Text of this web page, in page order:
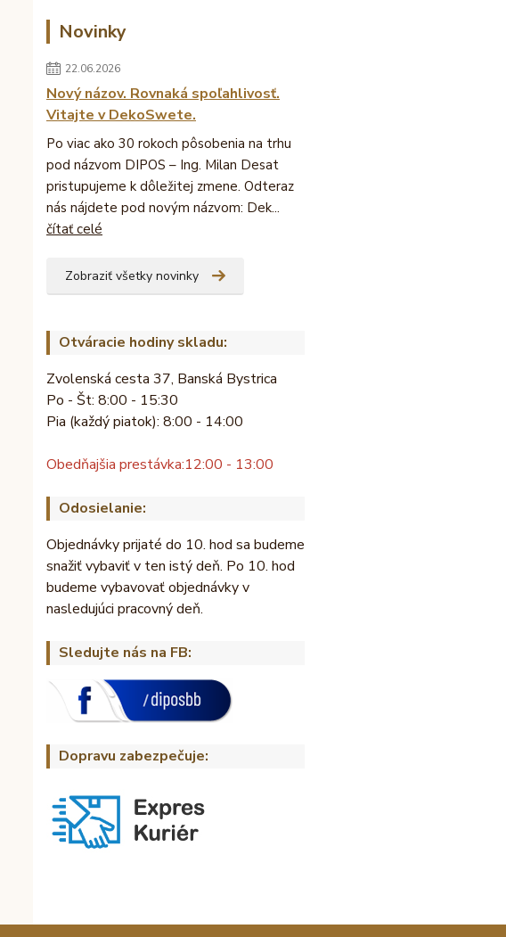
Novinky
22.06.2026
Nový názov. Rovnaká spoľahlivosť.
Vitajte v DekoSwete.
Po viac ako 30 rokoch pôsobenia na trhu
pod názvom DIPOS – Ing. Milan Desat
pristupujeme k dôležitej zmene. Odteraz
nás nájdete pod novým názvom: Dek...
čítať celé
Zobraziť všetky novinky
Otváracie hodiny skladu:
Zvolenská cesta 37, Banská Bystrica
Po - Št: 8:00 - 15:30
Pia (každý piatok): 8:00 - 14:00
Obedňajšia prestávka:12:00 - 13:00
Odosielanie:
Objednávky prijaté do 10. hod sa budeme
snažiť vybaviť v ten istý deň. Po 10. hod
budeme vybavovať objednávky v
nasledujúci pracovný deň.
Sledujte nás na FB:
Dopravu zabezpečuje: